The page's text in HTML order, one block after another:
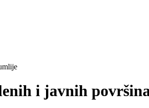
i javnih